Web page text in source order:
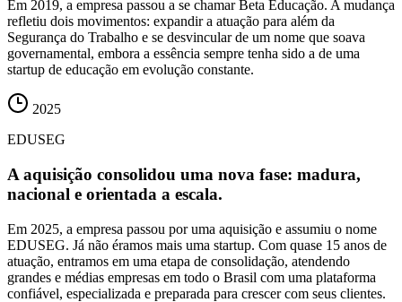
Em 2019, a empresa passou a se chamar Beta Educação. A mudança
refletiu dois movimentos: expandir a atuação para além da
Segurança do Trabalho e se desvincular de um nome que soava
governamental, embora a essência sempre tenha sido a de uma
startup de educação em evolução constante.
2025
EDUSEG
A aquisição consolidou uma nova fase: madura,
nacional e orientada a escala.
Em 2025, a empresa passou por uma aquisição e assumiu o nome
EDUSEG. Já não éramos mais uma startup. Com quase 15 anos de
atuação, entramos em uma etapa de consolidação, atendendo
grandes e médias empresas em todo o Brasil com uma plataforma
confiável, especializada e preparada para crescer com seus clientes.